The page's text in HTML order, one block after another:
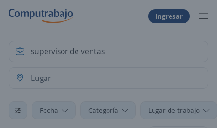
Ingresar
Fecha Categoría Lugar de trabajo